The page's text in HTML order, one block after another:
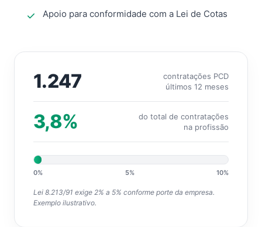
Apoio para conformidade com a Lei de Cotas
1.247
contratações PCD
últimos 12 meses
3,8%
do total de contratações
na profissão
0% 5% 10%
Lei 8.213/91 exige 2% a 5% conforme porte da empresa.
Exemplo ilustrativo.